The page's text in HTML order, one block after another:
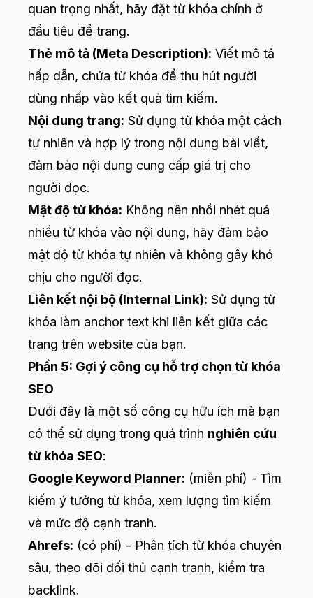
quan trọng nhất, hãy đặt từ khóa chính ở
đầu tiêu đề trang.
Thẻ mô tả (Meta Description): Viết mô tả
hấp dẫn, chứa từ khóa để thu hút người
dùng nhấp vào kết quả tìm kiếm.
Nội dung trang: Sử dụng từ khóa một cách
tự nhiên và hợp lý trong nội dung bài viết,
đảm bảo nội dung cung cấp giá trị cho
người đọc.
Mật độ từ khóa: Không nên nhồi nhét quá
nhiều từ khóa vào nội dung, hãy đảm bảo
mật độ từ khóa tự nhiên và không gây khó
chịu cho người đọc.
Liên kết nội bộ (Internal Link): Sử dụng từ
khóa làm anchor text khi liên kết giữa các
trang trên website của bạn.
Phần 5: Gợi ý công cụ hỗ trợ chọn từ khóa
SEO
Dưới đây là một số công cụ hữu ích mà bạn
có thể sử dụng trong quá trình nghiên cứu
từ khóa SEO:
Google Keyword Planner: (miễn phí) - Tìm
kiếm ý tưởng từ khóa, xem lượng tìm kiếm
và mức độ cạnh tranh.
Ahrefs: (có phí) - Phân tích từ khóa chuyên
sâu, theo dõi đối thủ cạnh tranh, kiểm tra
backlink.